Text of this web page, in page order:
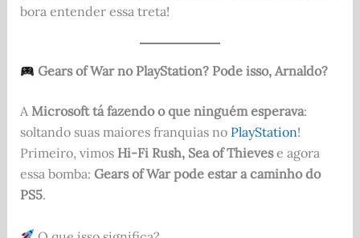
bora entender essa treta!
Gears of War no PlayStation? Pode isso, Arnaldo?
A Microsoft tá fazendo o que ninguém esperava:
soltando suas maiores franquias no PlayStation!
Primeiro, vimos Hi-Fi Rush, Sea of Thievese agora
essa bomba: Gears of War pode estar a caminho do
PS5.